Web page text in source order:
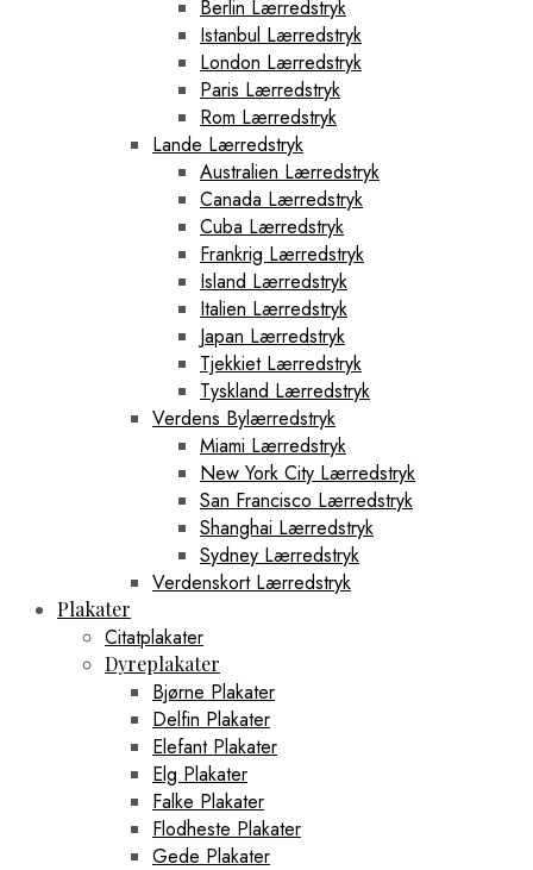
Berlin Lærredstryk
Istanbul Lærredstryk
London Lærredstryk
Paris Lærredstryk
Rom Lærredstryk
Lande Lærredstryk
Australien Lærredstryk
Canada Lærredstryk
Cuba Lærredstryk
Frankrig Lærredstryk
Island Lærredstryk
Italien Lærredstryk
Japan Lærredstryk
Tjekkiet Lærredstryk
Tyskland Lærredstryk
Verdens Bylærredstryk
Miami Lærredstryk
New York City Lærredstryk
San Francisco Lærredstryk
Shanghai Lærredstryk
Sydney Lærredstryk
Verdenskort Lærredstryk
Plakater
Citatplakater
Dyreplakater
Bjørne Plakater
Delfin Plakater
Elefant Plakater
Elg Plakater
Falke Plakater
Flodheste Plakater
Gede Plakater